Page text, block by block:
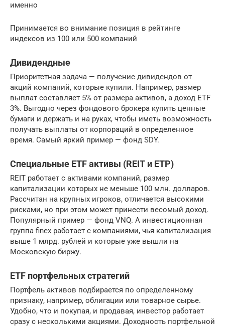
именно
Принимается во внимание позиция в рейтинге
индексов из 100 или 500 компаний
Дивидендные
Приоритетная задача — получение дивидендов от
акций компаний, которые купили. Например, размер
выплат составляет 5% от размера активов, а доход ETF
3%. Выгодно через фондового брокера купить ценные
бумаги и держать и на руках, чтобы иметь возможность
получать выплаты от корпораций в определенное
время. Самый яркий пример — фонд SDY.
Специальные ETF активы (REIT и ETP)
REIT работает с активами компаний, размер
капитализации которых не меньше 100 млн. долларов.
Рассчитан на крупных игроков, отличается высокими
рисками, но при этом может принести весомый доход.
Популярный пример — фонд VNQ. А инвестиционная
группа finex работает с компаниями, чья капитализация
выше 1 млрд. рублей и которые уже вышли на
Московскую биржу.
ETF портфельных стратегий
Портфель активов подбирается по определенному
признаку, например, облигации или товарное сырье.
Удобно, что и покупая, и продавая, инвестор работает
сразу с несколькими акциями. Доходность портфельной